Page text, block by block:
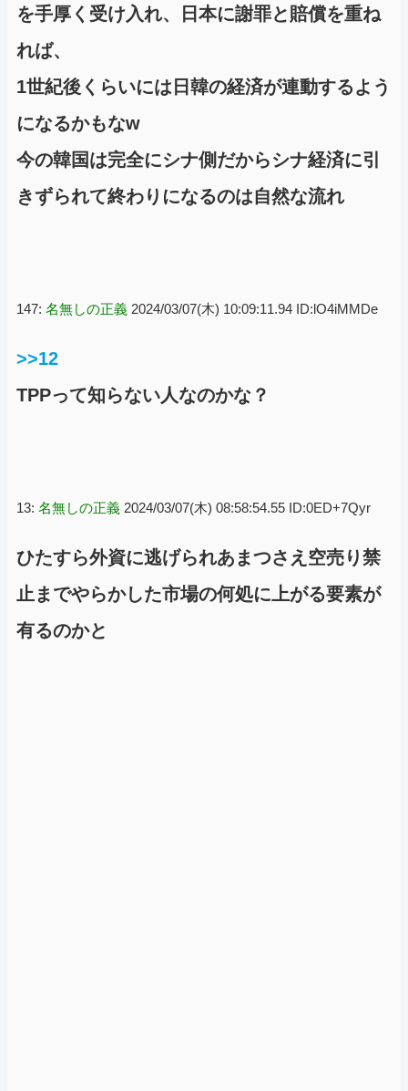
を手厚く受け入れ、日本に謝罪と賠償を重ね
れば、
1世紀後くらいには日韓の経済が連動するよう
になるかもなw
今の韓国は完全にシナ側だからシナ経済に引
きずられて終わりになるのは自然な流れ
147: 名無しの正義 2024/03/07(木) 10:09:11.94 ID:lO4iMMDe
>>12
TPPって知らない人なのかな？
13: 名無しの正義 2024/03/07(木) 08:58:54.55 ID:0ED+7Qyr
ひたすら外資に逃げられあまつさえ空売り禁
止までやらかした市場の何処に上がる要素が
有るのかと